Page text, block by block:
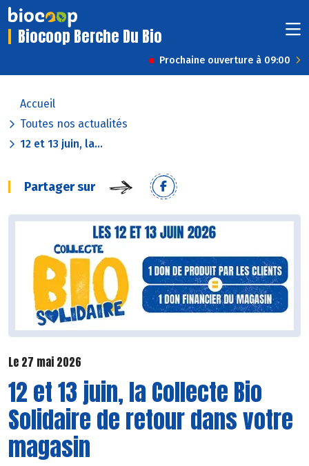
Biocoop Berche Du Bio
Prochaine ouverture à 09:00
Accueil
Toutes nos actualités
12 et 13 juin, la...
Partager sur
Le 27 mai 2026
12 et 13 juin, la Collecte Bio
Solidaire de retour dans votre
magasin